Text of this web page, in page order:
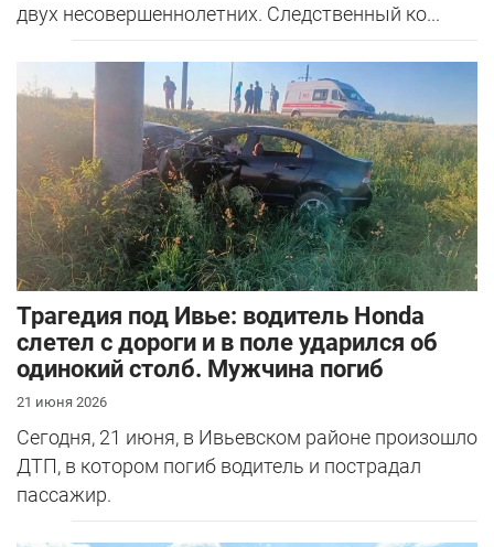
двух несовершеннолетних. Следственный ко...
Трагедия под Ивье: водитель Honda
слетел с дороги и в поле ударился об
одинокий столб. Мужчина погиб
21 июня 2026
Сегодня, 21 июня, в Ивьевском районе произошло
ДТП, в котором погиб водитель и пострадал
пассажир.